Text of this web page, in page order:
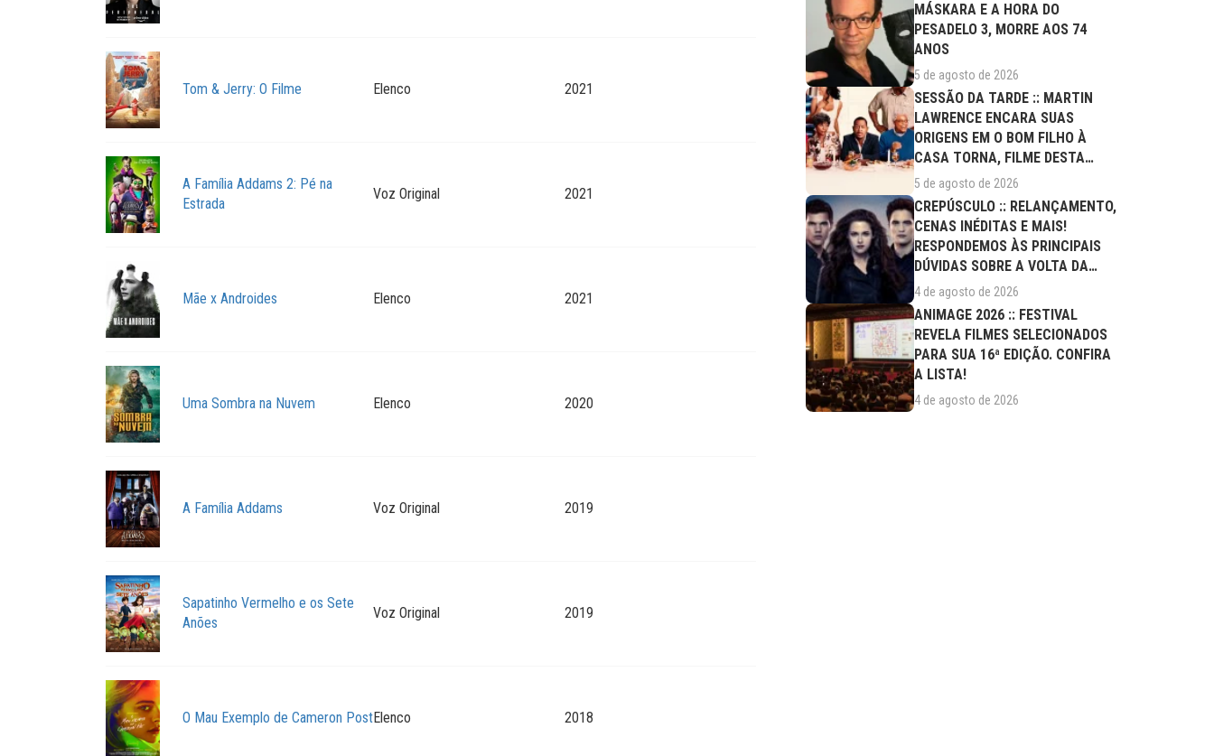
Tom & Jerry: O Filme Elenco 2021
A Família Addams 2: Pé na
Estrada
Voz Original 2021
Mãe x Androides Elenco 2021
Uma Sombra na Nuvem Elenco 2020
A Família Addams Voz Original 2019
Sapatinho Vermelho e os Sete
Anões
Voz Original 2019
O Mau Exemplo de Cameron PostElenco 2018
MÁSKARA E A HORA DO
PESADELO 3, MORRE AOS 74
ANOS
5 de agosto de 2026
SESSÃO DA TARDE :: MARTIN
LAWRENCE ENCARA SUAS
ORIGENS EM O BOM FILHO À
CASA TORNA, FILME DESTA
QUARTA (05/08)
5 de agosto de 2026
CREPÚSCULO :: RELANÇAMENTO,
CENAS INÉDITAS E MAIS!
RESPONDEMOS ÀS PRINCIPAIS
DÚVIDAS SOBRE A VOLTA DA
SAGA AOS CINEMAS
4 de agosto de 2026
ANIMAGE 2026 :: FESTIVAL
REVELA FILMES SELECIONADOS
PARA SUA 16ª EDIÇÃO. CONFIRA
A LISTA!
4 de agosto de 2026